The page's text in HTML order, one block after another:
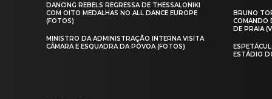
DANCING REBELS REGRESSA DE THESSALONIKI
COM OITO MEDALHAS NO ALL DANCE EUROPE
(FOTOS)
MINISTRO DA ADMINISTRAÇÃO INTERNA VISITA
CÂMARA E ESQUADRA DA PÓVOA (FOTOS)
BRUNO
COMANDO
DE PRAIA
ESTÁDIO